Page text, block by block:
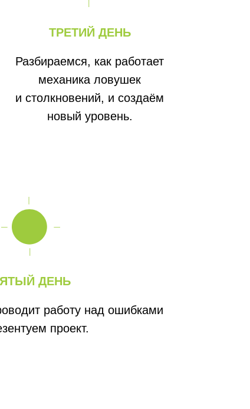
ТРЕТИЙ ДЕНЬ
Разбираемся, как работает
механика ловушек
и столкновений, и создаём
новый уровень.
ДЕНЬ
работу над ошибками
проект.